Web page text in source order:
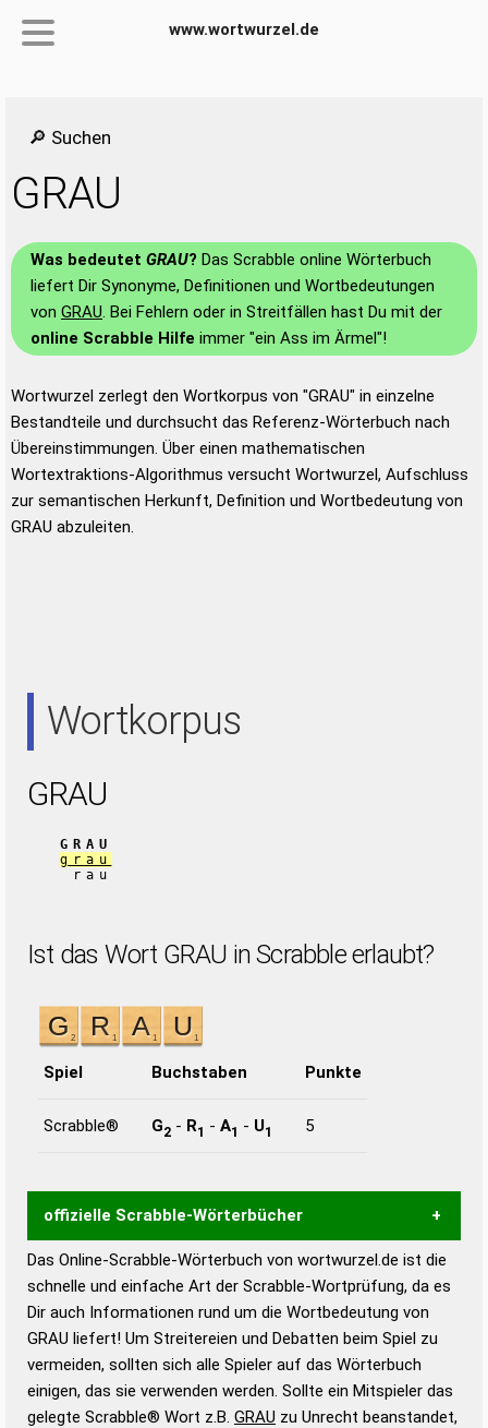
www.wortwurzel.de
🔎 Suchen
GRAU
Was bedeutet GRAU? Das Scrabble online Wörterbuch
liefert Dir Synonyme, Definitionen und Wortbedeutungen
von GRAU. Bei Fehlern oder in Streitfällen hast Du mit der
online Scrabble Hilfe immer "ein Ass im Ärmel"!
Wortwurzel zerlegt den Wortkorpus von "GRAU" in einzelne
Bestandteile und durchsucht das Referenz-Wörterbuch nach
Übereinstimmungen. Über einen mathematischen
Wortextraktions-Algorithmus versucht Wortwurzel, Aufschluss
zur semantischen Herkunft, Definition und Wortbedeutung von
GRAU abzuleiten.
Wortkorpus
GRAU
GRAU
grau
rau
Ist das Wort GRAU in Scrabble erlaubt?
Spiel Buchstaben Punkte
Scrabble® G2 - R1 - A1 - U1 5
offizielle Scrabble-Wörterbücher
Wortwurzel liefert mit Hilfe eines semantischen
Wortanalyse-Algorithmus gute Anhaltspunkte zu
Wortbedeutung, Worttrennung und Wortform, um die
Gültigkeit eines Wortes für das Scrabble-Spiel zu
bestimmen!
zugelassene Turnier Scrabble-
Wörterbücher sind:
Das Online-Scrabble-Wörterbuch von wortwurzel.de ist die
schnelle und einfache Art der Scrabble-Wortprüfung, da es
Dir auch Informationen rund um die Wortbedeutung von
GRAU liefert! Um Streitereien und Debatten beim Spiel zu
vermeiden, sollten sich alle Spieler auf das Wörterbuch
einigen, das sie verwenden werden. Sollte ein Mitspieler das
gelegte Scrabble® Wort z.B. GRAU zu Unrecht beanstandet,